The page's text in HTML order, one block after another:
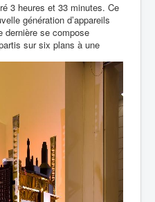
3 heures et 33 minutes. Ce
génération d’appareils
dernière se compose
sur six plans à une